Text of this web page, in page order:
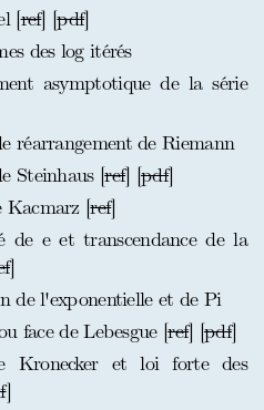
[ref] [pdf]
des log itérés
asymptotique de la série
réarrangement de Riemann
Steinhaus [ref] [pdf]
Kacmarz [ref]
de e et transcendance de la
]
de l'exponentielle et de Pi
face de Lebesgue [ref] [pdf]
Kronecker et loi forte des
]